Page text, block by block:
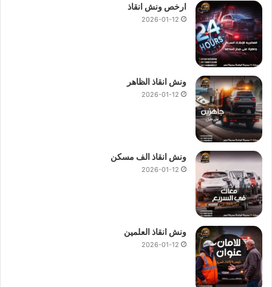
ارخص ونش انقاذ
2026-01-12
ونش انقاذ الظاهر
2026-01-12
ونش انقاذ الف مسكن
2026-01-12
ونش انقاذ العلمين
2026-01-12